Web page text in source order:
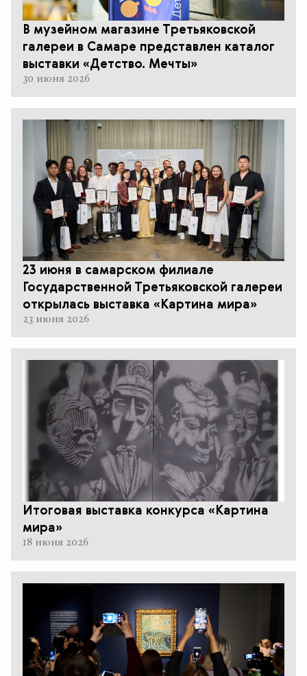
В музейном магазине Третьяковской
галереи в Самаре представлен каталог
выставки «Детство. Мечты»
30 июня 2026
23 июня в самарском филиале
Государственной Третьяковской галереи
открылась выставка «Картина мира»
23 июня 2026
Итоговая выставка конкурса «Картина
мира»
18 июня 2026